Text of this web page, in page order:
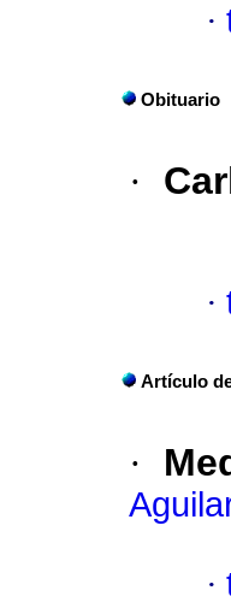
·
Obituario
·
·
Artículo
·
·